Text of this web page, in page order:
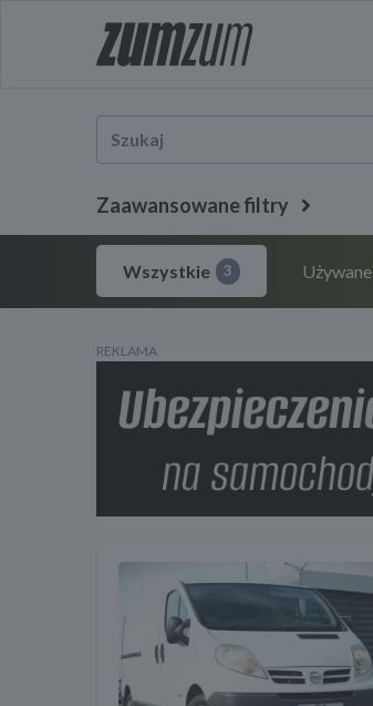
Zaawansowane filtry
Wszystkie 3 Używane
REKLAMA